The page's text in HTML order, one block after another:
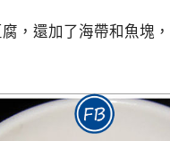
，還加了海帶和魚塊